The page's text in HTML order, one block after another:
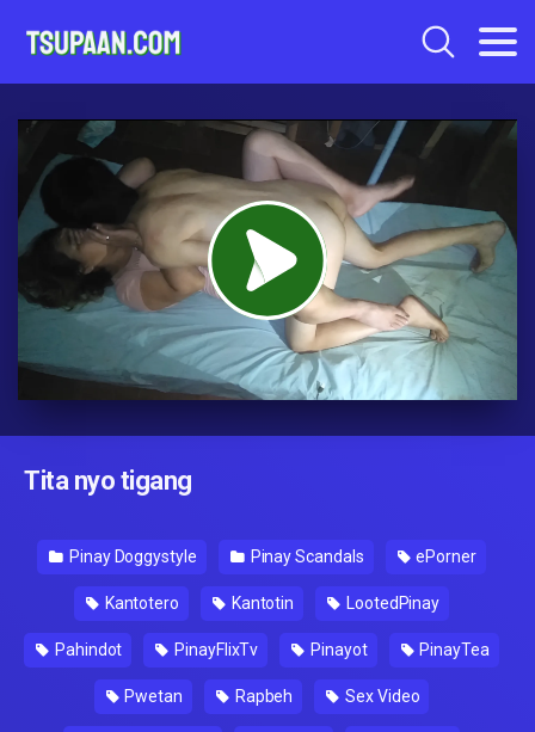
Tita nyo tigang
Pinay Doggystyle Pinay Scandals ePorner
Kantotero Kantotin LootedPinay
Pahindot PinayFlixTv Pinayot PinayTea
Pwetan Rapbeh Sex Video